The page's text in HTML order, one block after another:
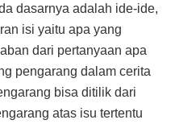
dasarnya adalah ide-ide,
isi yaitu apa yang
dari pertanyaan apa
pengarang dalam cerita
bisa ditilik dari
atas isu tertentu